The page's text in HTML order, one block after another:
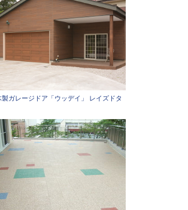
製ガレージドア「ウッデイ」 レイズドタ